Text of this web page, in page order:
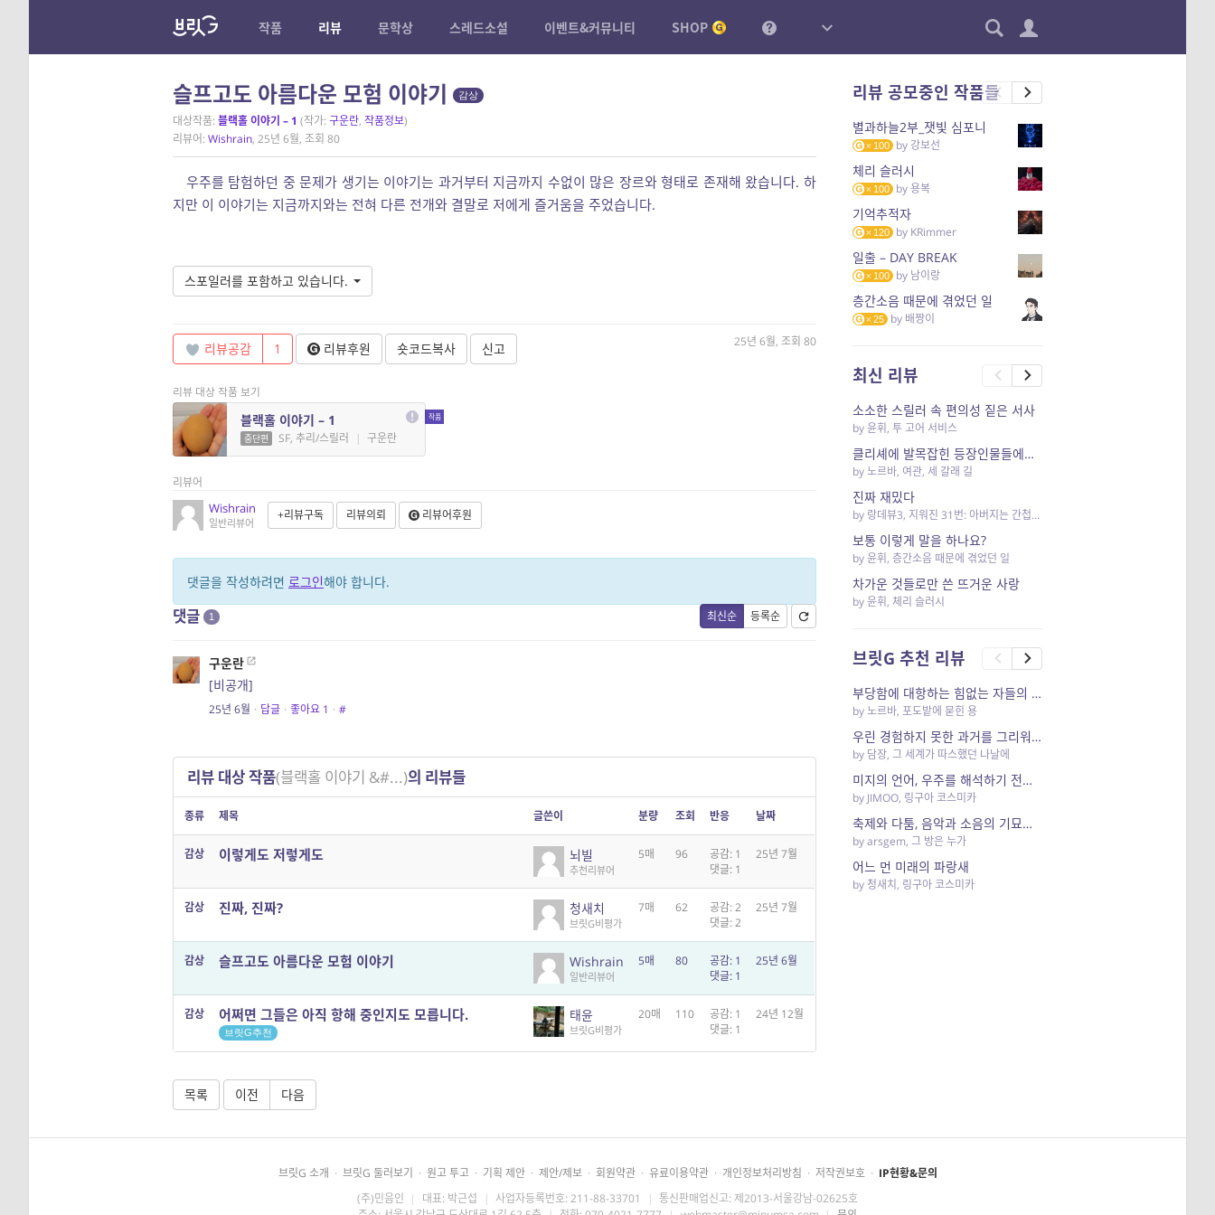
작품 리뷰 문학상 스레드소설 이벤트&커뮤니티 SHOP
슬프고도 아름다운 모험 이야기 감상
대상작품: 블랙홀 이야기 – 1 (작가: 구운란, 작품정보)
리뷰어: Wishrain, 25년 6월, 조회 80
우주를 탐험하던 중 문제가 생기는 이야기는 과거부터 지금까지 수없이 많은 장르와 형태로 존재해 왔습니다. 하
지만 이 이야기는 지금까지와는 전혀 다른 전개와 결말로 저에게 즐거움을 주었습니다.
스포일러를 포함하고 있습니다.
25년 6월, 조회 80
리뷰공감 1 리뷰후원 숏코드복사 신고
리뷰 대상 작품 보기
블랙홀 이야기 – 1
중단편 SF, 추리/스릴러 | 구운란
리뷰어
Wishrain
일반리뷰어
+리뷰구독 리뷰의뢰 리뷰어후원
댓글을 작성하려면 로그인해야 합니다.
최신순 등록순
댓글 1
구운란
[비공개]
25년 6월 · 답글 · 좋아요 1 · #
리뷰 대상 작품(블랙홀 이야기 &#...)의 리뷰들
종류 제목 글쓴이 분량 조회 반응 날짜
감상 이렇게도 저렇게도 뇌빌
추천리뷰어
5매 96
공감: 1
댓글: 1
25년 7월
감상 진짜, 진짜? 청새치
브릿G비평가
7매 62
공감: 2
댓글: 2
25년 7월
감상 슬프고도 아름다운 모험 이야기 Wishrain
일반리뷰어
5매 80
공감: 1
댓글: 1
25년 6월
감상 어쩌면 그들은 아직 항해 중인지도 모릅니다.
브릿G추천
태윤
브릿G비평가
20매 110
공감: 1
댓글: 1
24년 12월
목록 이전 다음
리뷰 공모중인 작품들
별과하늘2부_잿빛 심포니
100 by 강보선
체리 슬러시
100 by용복
기억추적자
120 by KRimmer
일출 – DAY BREAK
100 by 남이랑
층간소음 때문에 겪었던 일
25 by 배짱이
최신 리뷰
소소한 스릴러 속 편의성 짙은 서사
by윤휘 , 투 고어 서비스
클리셰에 발목잡힌 등장인물들에게 술 한 잔 사주는 소설
by노르바, 여관, 세 갈래 길
진짜 재밌다
by 랑데뷰3, 지워진 31번: 아버지는 간첩이 아니었다
보통 이렇게 말을 하나요?
by윤휘 , 층간소음 때문에 겪었던 일
차가운 것들로만 쓴 뜨거운 사랑
by윤휘 , 체리 슬러시
브릿G 추천 리뷰
부당함에 대항하는 힘없는 자들의 은유
by노르바, 포도밭에 묻힌 용
우린 경험하지 못한 과거를 그리워 하다가 그만,
by 담장, 그 세계가 따스했던 나날에
미지의 언어, 우주를 해석하기 전에 우리는 먼저 하나가 되어야 했다.
by JIMOO, 링구아 코스미카
축제와 다툼, 음악과 소음의 기묘한 하모니
byarsgem, 그 방은 누가
어느 먼 미래의 파랑새
by 청새치 , 링구아 코스미카
브릿G 소개 · 브릿G 둘러보기 · 원고 투고 · 기획 제안 · 제안/제보 · 회원약관 · 유료이용약관 · 개인정보처리방침 · 저작권보호 · IP현황&문의
(주)민음인 | 대표: 박근섭 | 사업자등록번호: 211-88-33701 | 통신판매업신고: 제2013-서울강남-02625호